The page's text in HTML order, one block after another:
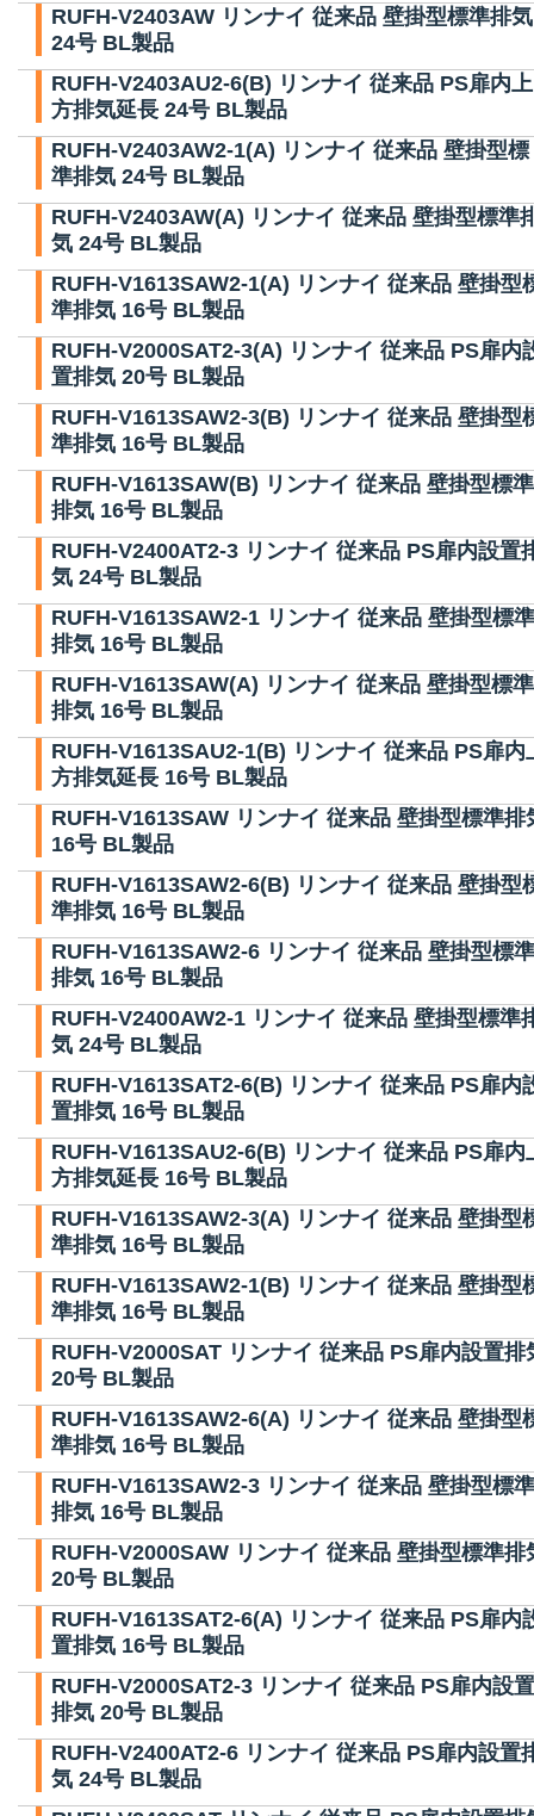
RUFH-V2403AW リンナイ 従来品 壁掛型標準排気
24号 BL製品
RUFH-V2403AU2-6(B) リンナイ 従来品 PS扉内上
方排気延長 24号 BL製品
RUFH-V2403AW2-1(A) リンナイ 従来品 壁掛型標
準排気 24号 BL製品
RUFH-V2403AW(A) リンナイ 従来品 壁掛型標準
気 24号 BL製品
RUFH-V1613SAW2-1(A) リンナイ 従来品 壁掛型
準排気 16号 BL製品
RUFH-V2000SAT2-3(A) リンナイ 従来品 PS扉内
置排気 20号 BL製品
RUFH-V1613SAW2-3(B) リンナイ 従来品 壁掛型
準排気 16号 BL製品
RUFH-V1613SAW(B) リンナイ 従来品 壁掛型標準
排気 16号 BL製品
RUFH-V2400AT2-3 リンナイ 従来品 PS扉内設置
気 24号 BL製品
RUFH-V1613SAW2-1 リンナイ 従来品 壁掛型標準
排気 16号 BL製品
RUFH-V1613SAW(A) リンナイ 従来品 壁掛型標準
排気 16号 BL製品
RUFH-V1613SAU2-1(B) リンナイ 従来品 PS扉内
方排気延長 16号 BL製品
RUFH-V1613SAW リンナイ 従来品 壁掛型標準排
16号 BL製品
RUFH-V1613SAW2-6(B) リンナイ 従来品 壁掛型
準排気 16号 BL製品
RUFH-V1613SAW2-6 リンナイ 従来品 壁掛型標準
排気 16号 BL製品
RUFH-V2400AW2-1 リンナイ 従来品 壁掛型標準
気 24号 BL製品
RUFH-V1613SAT2-6(B) リンナイ 従来品 PS扉内
置排気 16号 BL製品
RUFH-V1613SAU2-6(B) リンナイ 従来品 PS扉内
方排気延長 16号 BL製品
RUFH-V1613SAW2-3(A) リンナイ 従来品 壁掛型
準排気 16号 BL製品
RUFH-V1613SAW2-1(B) リンナイ 従来品 壁掛型
準排気 16号 BL製品
RUFH-V2000SAT リンナイ 従来品 PS扉内設置排
20号 BL製品
RUFH-V1613SAW2-6(A) リンナイ 従来品 壁掛型
準排気 16号 BL製品
RUFH-V1613SAW2-3 リンナイ 従来品 壁掛型標準
排気 16号 BL製品
RUFH-V2000SAW リンナイ 従来品 壁掛型標準排
20号 BL製品
RUFH-V1613SAT2-6(A) リンナイ 従来品 PS扉内
置排気 16号 BL製品
RUFH-V2000SAT2-3 リンナイ 従来品 PS扉内設置
排気 20号 BL製品
RUFH-V2400AT2-6 リンナイ 従来品 PS扉内設置
気 24号 BL製品